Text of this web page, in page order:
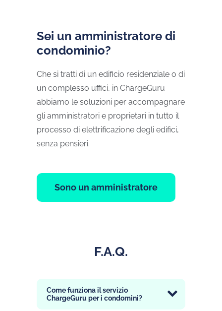
Sei un amministratore di
condominio?
Che si tratti di un edificio residenziale o di
un complesso uffici, in ChargeGuru
abbiamo le soluzioni per accompagnare
gli amministratori e proprietari in tutto il
processo di elettrificazione degli edifici,
senza pensieri.
Sono un amministratore
F.A.Q.
Come funziona il servizio
ChargeGuru per i condomini?